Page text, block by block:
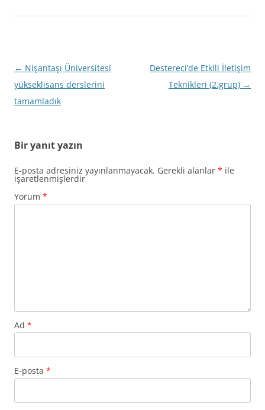
Yazı
dolaşımı
← Nişantaşı Üniversitesi
yükseklisans derslerini
tamamladık
Destereci’de Etkili İletişim
Teknikleri (2.grup) →
Bir yanıt yazın
E-posta adresiniz yayınlanmayacak. Gerekli alanlar * ile
işaretlenmişlerdir
Yorum *
Ad *
E-posta *